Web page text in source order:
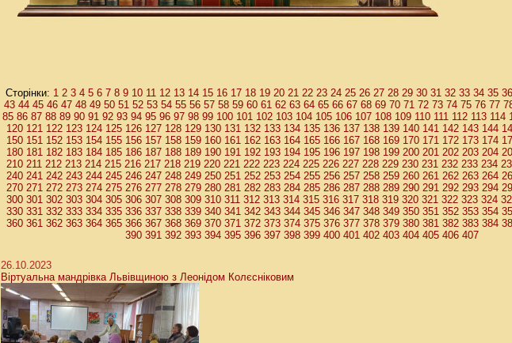
Сторінки: 1 2 3 4 5 6 7 8 9 10 11 12 13 14 15 16 17 18 19 20 21 22 23 24 25 26 27 28 29 30 31 32 33 34 35 36
43 44 45 46 47 48 49 50 51 52 53 54 55 56 57 58 59 60 61 62 63 64 65 66 67 68 69 70 71 72 73 74 75 76 77
85 86 87 88 89 90 91 92 93 94 95 96 97 98 99 100 101 102 103 104 105 106 107 108 109 110 111 112 113 114
120 121 122 123 124 125 126 127 128 129 130 131 132 133 134 135 136 137 138 139 140 141 142 143 144
150 151 152 153 154 155 156 157 158 159 160 161 162 163 164 165 166 167 168 169 170 171 172 173 174
180 181 182 183 184 185 186 187 188 189 190 191 192 193 194 195 196 197 198 199 200 201 202 203 204
210 211 212 213 214 215 216 217 218 219 220 221 222 223 224 225 226 227 228 229 230 231 232 233 234
240 241 242 243 244 245 246 247 248 249 250 251 252 253 254 255 256 257 258 259 260 261 262 263 264
270 271 272 273 274 275 276 277 278 279 280 281 282 283 284 285 286 287 288 289 290 291 292 293 294
300 301 302 303 304 305 306 307 308 309 310 311 312 313 314 315 316 317 318 319 320 321 322 323 324
330 331 332 333 334 335 336 337 338 339 340 341 342 343 344 345 346 347 348 349 350 351 352 353 354
360 361 362 363 364 365 366 367 368 369 370 371 372 373 374 375 376 377 378 379 380 381 382 383 384
390 391 392 393 394 395 396 397 398 399 400 401 402 403 404 405 406 407
26.10.2023
Віртуальна мандрівка Львівщиною з Леонідом Колєсніковим